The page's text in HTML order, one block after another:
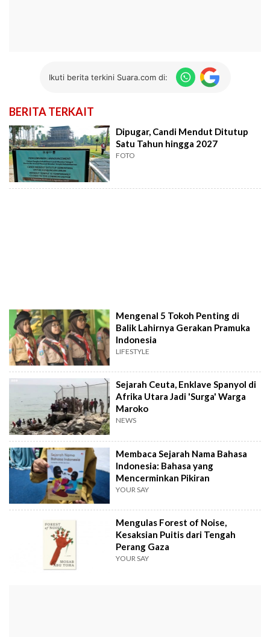
Ikuti berita terkini Suara.com di:
BERITA TERKAIT
Dipugar, Candi Mendut Ditutup
Satu Tahun hingga 2027
FOTO
Mengenal 5 Tokoh Penting di
Balik Lahirnya Gerakan Pramuka
Indonesia
LIFESTYLE
Sejarah Ceuta, Enklave Spanyol di
Afrika Utara Jadi 'Surga' Warga
Maroko
NEWS
Membaca Sejarah Nama Bahasa
Indonesia: Bahasa yang
Mencerminkan Pikiran
YOUR SAY
Mengulas Forest of Noise,
Kesaksian Puitis dari Tengah
Perang Gaza
YOUR SAY